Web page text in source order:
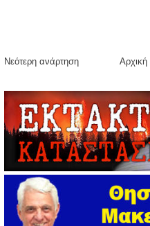
Νεότερη ανάρτηση Αρχική